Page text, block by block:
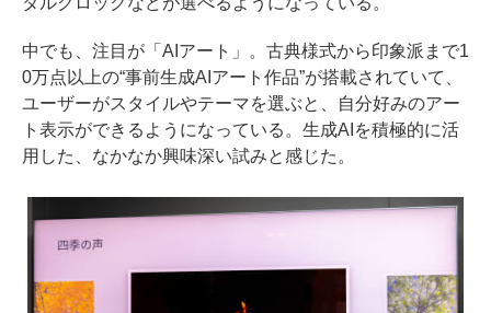
中でも、注目が「AIアート」。古典様式から印象派まで1
0万点以上の“事前生成AIアート作品”が搭載されていて、
ユーザーがスタイルやテーマを選ぶと、自分好みのアー
ト表示ができるようになっている。生成AIを積極的に活
用した、なかなか興味深い試みと感じた。